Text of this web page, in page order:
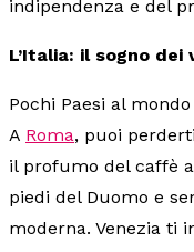
indipendenza e del
L’Italia: il sogno
Pochi Paesi al
A Roma, puoi
il profumo del caffè
piedi del Duomo e
moderna. Venezia ti